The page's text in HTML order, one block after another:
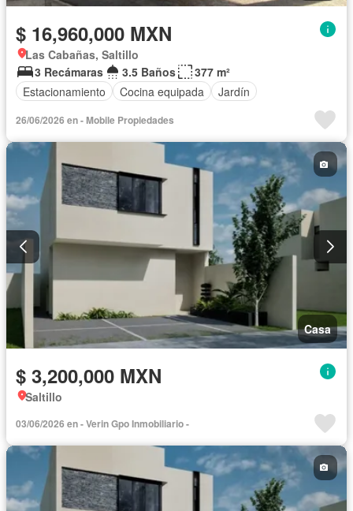
$ 16,960,000 MXN
Las Cabañas, Saltillo
3 Recámaras
3.5 Baños
377 m²
Estacionamiento
Cocina equipada Jardín
26/06/2026 en - Mobile Propiedades
Casa
$ 3,200,000 MXN
Saltillo
03/06/2026 en - Verin Gpo Inmobiliario -